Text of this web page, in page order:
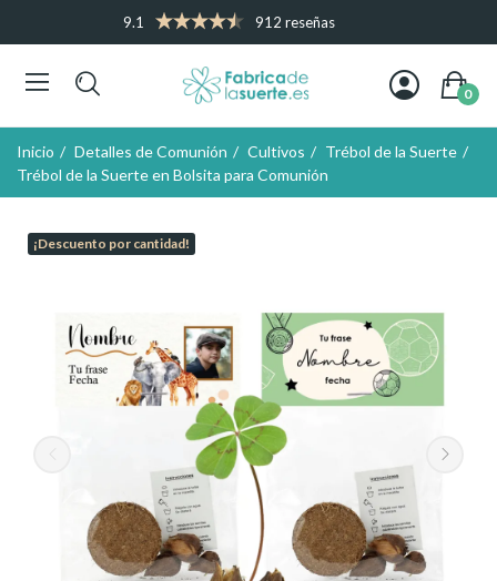
9.1 912 reseñas
0
Inicio Detalles de Comunión Cultivos
Trébol de la Suerte
Trébol de la Suerte en Bolsita para Comunión
¡Descuento por cantidad!